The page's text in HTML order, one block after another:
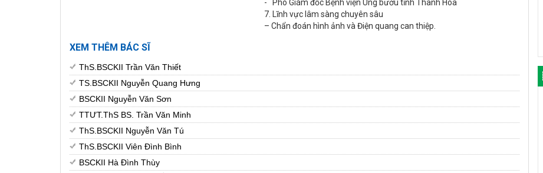
-
Phó Giám đốc Bệnh viện Ung bướu tỉnh Thanh Hóa
7. Lĩnh vực lâm sàng chuyên sâu
– Chẩn đoán hình ảnh và Điện quang can thiệp.
XEM THÊM BÁC SĨ
ThS.BSCKII Trần Văn Thiết
TS.BSCKII Nguyễn Quang Hưng
BSCKII Nguyễn Văn Sơn
TTƯT.ThS BS. Trần Văn Minh
ThS.BSCKII Nguyễn Văn Tú
ThS.BSCKII Viên Đình Bình
BSCKII Hà Đình Thùy